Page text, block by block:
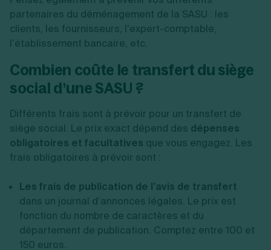
partenaires du déménagement de la SASU : les
clients, les fournisseurs, l’expert-comptable,
l’établissement bancaire, etc.
Combien coûte le transfert du siège
social d’une SASU ?
Différents frais sont à prévoir pour un transfert de
siège social. Le prix exact dépend des dépenses
obligatoires et facultatives que vous engagez. Les
frais obligatoires à prévoir sont :
Les frais de publication de l’avis de transfert
dans un journal d’annonces légales. Le prix est
fonction du nombre de caractères et du
département de publication. Comptez entre 100 et
150 euros.